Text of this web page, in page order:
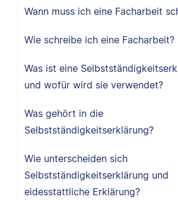
Wann muss ich eine Facharbeit
Wie schreibe ich eine Facharbeit?
Was ist eine
und wofür wird sie verwendet?
Was gehört in die
Selbstständigkeitserklärung?
Wie unterscheiden sich
Selbstständigkeitserklärung und
eidesstattliche Erklärung?